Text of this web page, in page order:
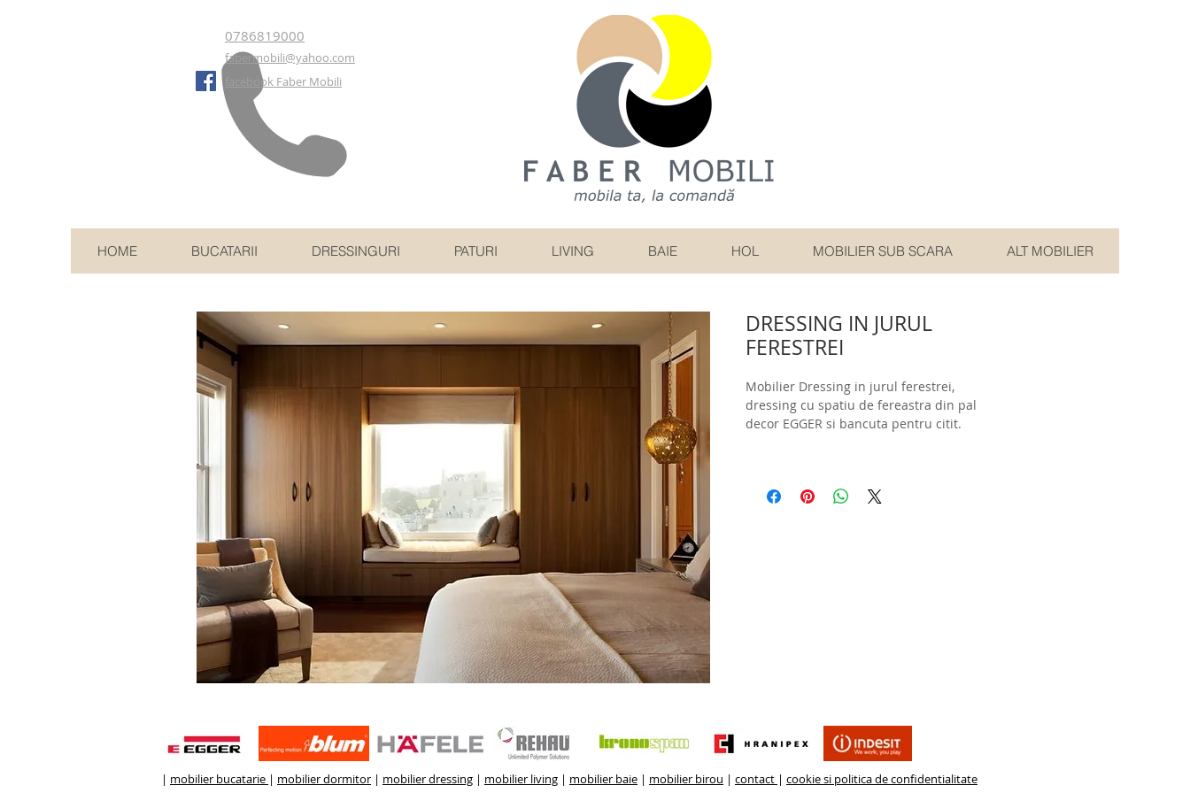
0786819000
fabermobili@yahoo.com
facebook Faber Mobili
HOME BUCATARII DRESSINGURI PATURI LIVING BAIE HOL MOBILIER SUB SCARA ALT MOBILIER
DRESSING IN JURUL
FERESTREI
Mobilier Dressing in jurul ferestrei,
dressing cu spatiu de fereastra din pal
decor EGGER si bancuta pentru citit.
pentru ridicare usi suspendate.
| mobilier bucatarie | mobilier dormitor | mobilier dressing | mobilier living | mobilier baie | mobilier birou | contact | cookie si politica de confidentialitate